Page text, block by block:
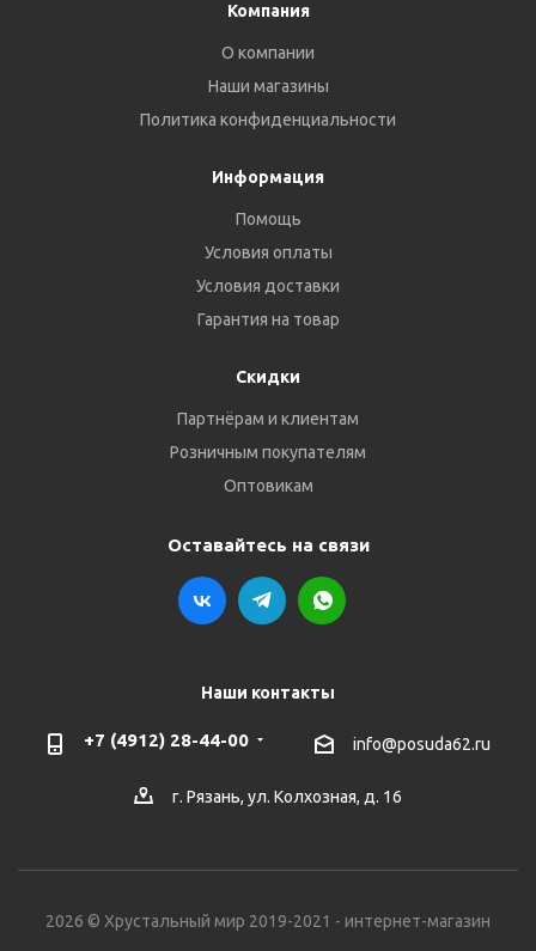
Компания
О компании
Наши магазины
Политика конфиденциальности
Информация
Помощь
Условия оплаты
Условия доставки
Гарантия на товар
Скидки
Партнёрам и клиентам
Розничным покупателям
Оптовикам
Оставайтесь на связи
Наши контакты
+7 (4912) 28-44-00 info@posuda62.ru
г. Рязань, ул. Колхозная, д. 16
2026 © Хрустальный мир 2019-2021 - интернет-магазин